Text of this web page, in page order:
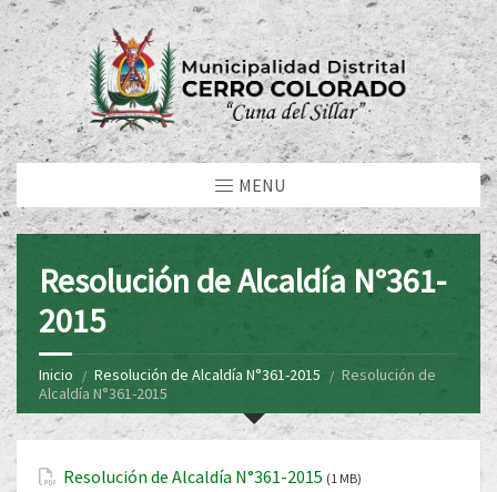
MENU
Resolución de Alcaldía N°361-
2015
Inicio Resolución de Alcaldía N°361-2015
Resolución de
Alcaldía N°361-2015
Resolución de Alcaldía N°361-2015 (1 MB)